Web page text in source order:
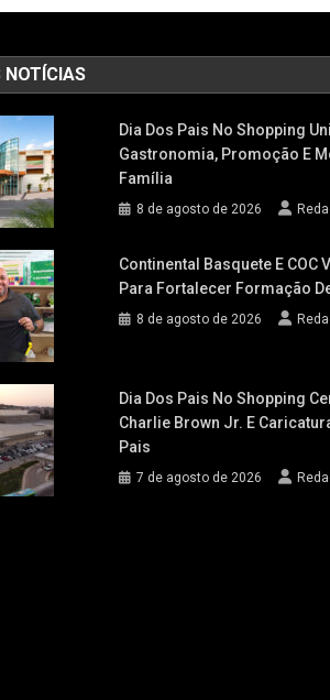
NOTÍCIAS
Dia Dos Pais No Shopping
Gastronomia, Promoção E
Família
8 de agosto de 2026
Continental Basquete E
Para Fortalecer Formação
8 de agosto de 2026
Dia Dos Pais No Shopping
Charlie Brown Jr. E
Pais
7 de agosto de 2026